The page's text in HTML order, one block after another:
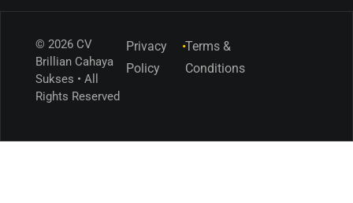
© 2026 CV
Brillian Cahaya
Sukses • All
Rights Reserved
Privacy
Policy
•Terms &
Conditions